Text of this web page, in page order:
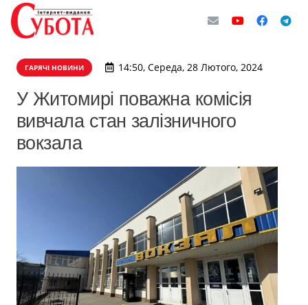
ГАРЯЧІ НОВИНИ 14:50, Середа, 28 Лютого, 2024
У Житомирі поважна комісія
вивчала стан залізничного
вокзала